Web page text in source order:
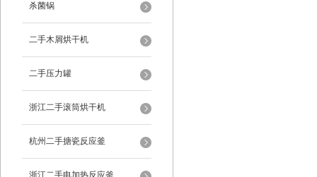
杀菌锅
二手木屑烘干机
二手压力罐
浙江二手滚筒烘干机
杭州二手搪瓷反应釜
浙江二手电加热反应釜